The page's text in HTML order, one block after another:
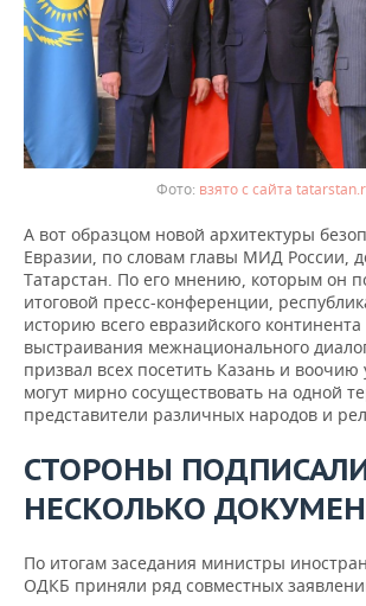
взято с сайта
А вот образцом новой архитектуры
Евразии, по словам главы МИД России,
Татарстан. По его мнению, которым он
итоговой пресс-конференции,
историю всего евразийского
выстраивания межнационального
призвал всех посетить Казань и воочию
могут мирно сосуществовать на одной
представители различных народов и
СТОРОНЫ
НЕСКОЛЬКО
По итогам заседания министры
ОДКБ приняли ряд совместных